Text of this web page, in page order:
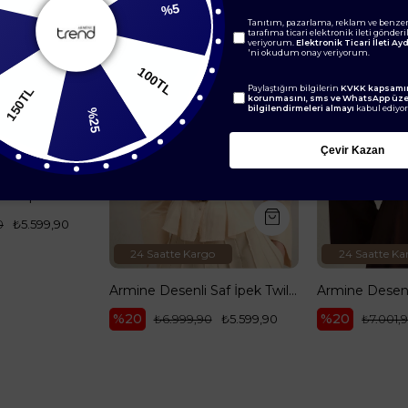
24 Saatte Kargo
Armine Desenli Saf İpek Twill Eşarp 9348--85
₺5.599,90
₺6.999,90
24 Saatte Kargo
₺7.001,90
%5
100TL
%25
Tanıtım, pazarlama, reklam ve
tarafıma ticari elektronik ileti
veriyorum. Elektronik Ticari İleti
'ni okudum onay veriyorum.
Paylaştığım bilgilerin KVKK
korunmasını, sms ve WhatsApp
bilgilendirmeleri almayı kabul
Çevir Kazan